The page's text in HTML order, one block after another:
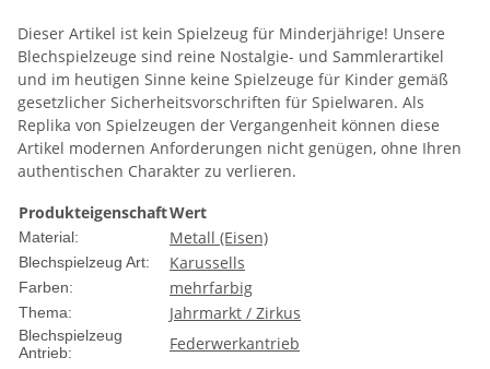
Dieser Artikel ist kein Spielzeug für Minderjährige! Unsere
Blechspielzeuge sind reine Nostalgie- und Sammlerartikel
und im heutigen Sinne keine Spielzeuge für Kinder gemäß
gesetzlicher Sicherheitsvorschriften für Spielwaren. Als
Replika von Spielzeugen der Vergangenheit können diese
Artikel modernen Anforderungen nicht genügen, ohne Ihren
authentischen Charakter zu verlieren.
ProdukteigenschaftWert
Material: Metall (Eisen)
Blechspielzeug Art: Karussells
Farben: mehrfarbig
Thema: Jahrmarkt / Zirkus
Blechspielzeug
Antrieb:
Federwerkantrieb